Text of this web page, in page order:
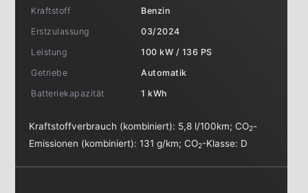
Kraftstoff
Benzin
Erstzulassung
03/2024
Leistung
100 kW / 136 PS
Getriebe
Automatik
Batteriekapazität
1 kWh
Kraftstoffverbrauch (kombiniert): 5,8 l/100km;CO2-
Emissionen (kombiniert):131 g/km;CO2-Klasse: D